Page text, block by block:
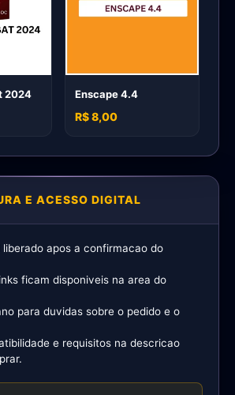
E ACESSO DIGITAL
liberado apos a confirmacao do
ficam disponiveis na area do
para duvidas sobre o pedido e o
e requisitos na descricao
2024 Enscape 4.4
R$ 8,00